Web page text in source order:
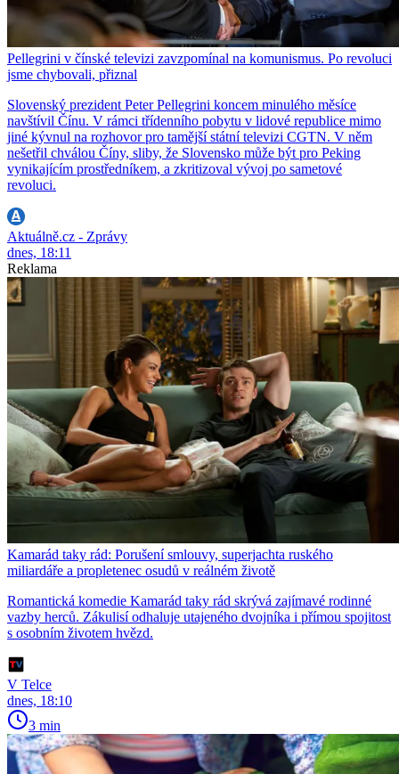
Pellegrini v čínské televizi zavzpomínal na komunismus. Po revoluci
jsme chybovali, přiznal
Slovenský prezident Peter Pellegrini koncem minulého měsíce
navštívil Čínu. V rámci třídenního pobytu v lidové republice mimo
jiné kývnul na rozhovor pro tamější státní televizi CGTN. V něm
nešetřil chválou Číny, sliby, že Slovensko může být pro Peking
vynikajícím prostředníkem, a zkritizoval vývoj po sametové
revoluci.
Aktuálně.cz - Zprávy
dnes, 18:11
Reklama
Kamarád taky rád: Porušení smlouvy, superjachta ruského
miliardáře a propletenec osudů v reálném životě
Romantická komedie Kamarád taky rád skrývá zajímavé rodinné
vazby herců. Zákulisí odhaluje utajeného dvojníka i přímou spojitost
s osobním životem hvězd.
V Telce
dnes, 18:10
3 min